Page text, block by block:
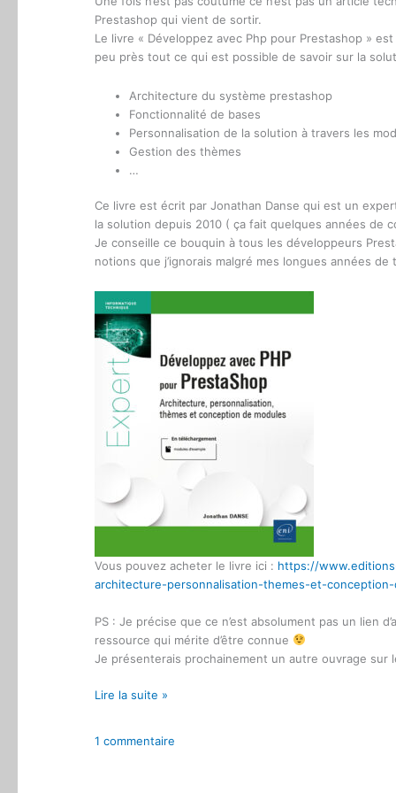
Prestashop qui vient de sortir.
Le livre « Développez avec Php pour Prestashop »
peu près tout ce qui est possible de savoir sur la
Architecture du système prestashop
Fonctionnalité de bases
Personnalisation de la solution à travers les
Gestion des thèmes
…
Ce livre est écrit par Jonathan Danse qui est un
la solution depuis 2010 ( ça fait quelques années de
Je conseille ce bouquin à tous les développeurs
notions que j’ignorais malgré mes longues années
Vous pouvez acheter le livre ici : https://
architecture-personnalisation-themes-et-
PS : Je précise que ce n’est absolument pas un lien
ressource qui mérite d’être connue
Je présenterais prochainement un autre ouvrage sur
Prestashop
vos
Lire la suite »
1 commentaire